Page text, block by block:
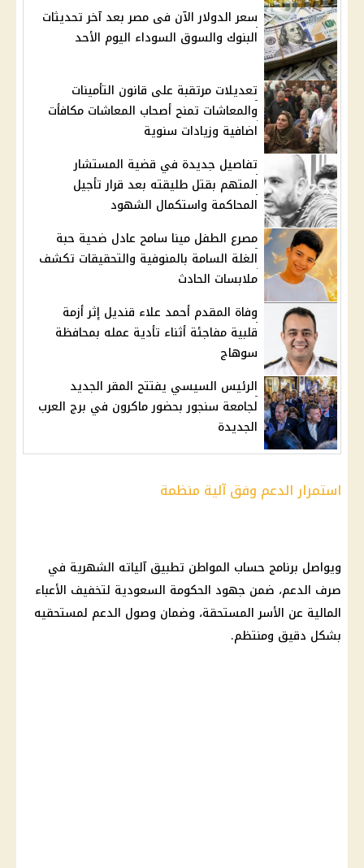
سعر الدولار الآن فى مصر بعد آخر تحديثات
البنوك والسوق السوداء اليوم الأحد
تعديلات مرتقبة على قانون التأمينات
والمعاشات تمنح أصحاب المعاشات مكافأت
اضافية وزيادات سنوية
تفاصيل جديدة في قضية المستشار
المتهم بقتل طليقته بعد قرار تأجيل
المحاكمة واستكمال الشهود
مصرع الطفل مينا سامح عادل ضحية حبة
الغلة السامة بالمنوفية والتحقيقات تكشف
ملابسات الحادث
وفاة المقدم أحمد علاء قنديل إثر أزمة
قلبية مفاجئة أثناء تأدية عمله بمحافظة
سوهاج
الرئيس السيسي يفتتح المقر الجديد
لجامعة سنجور بحضور ماكرون في برج العرب
الجديدة
استمرار الدعم وفق آلية منظمة
ويواصل برنامج حساب المواطن تطبيق آلياته الشهرية في
صرف الدعم، ضمن جهود الحكومة السعودية لتخفيف الأعباء
المالية عن الأسر المستحقة، وضمان وصول الدعم لمستحقيه
بشكل دقيق ومنتظم.